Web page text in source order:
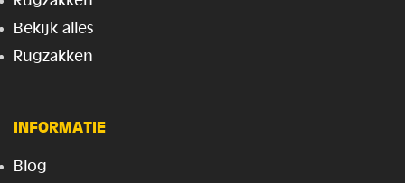
Bekijk alles
Rugzakken
INFORMATIE
Blog